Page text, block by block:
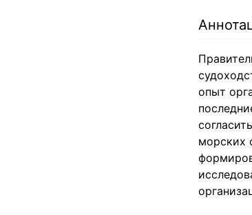
опыт
морских